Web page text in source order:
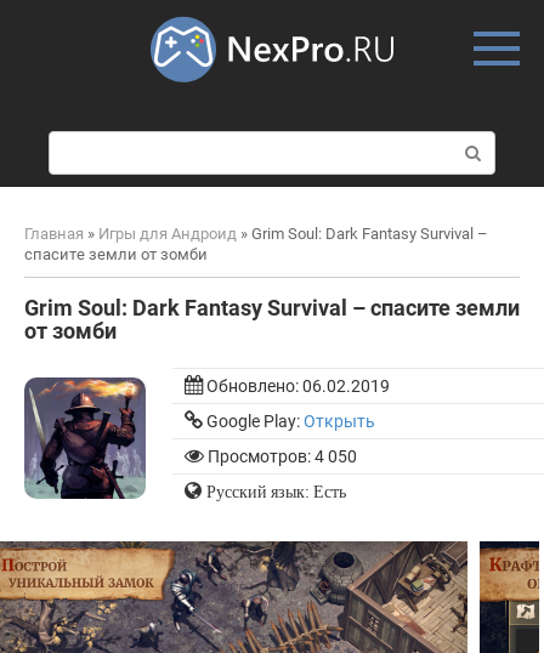
о
и
к
Главная » Игры для Андроид » Grim Soul: Dark Fantasy Survival –
спасите земли от зомби
Grim Soul: Dark Fantasy Survival – спасите земли
от зомби
Обновлено:06.02.2019
Google Play:Открыть
Просмотров: 4 050
Русский язык: Есть